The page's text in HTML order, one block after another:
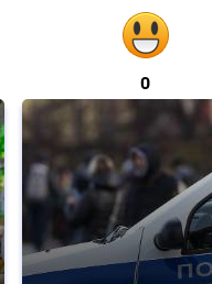
0